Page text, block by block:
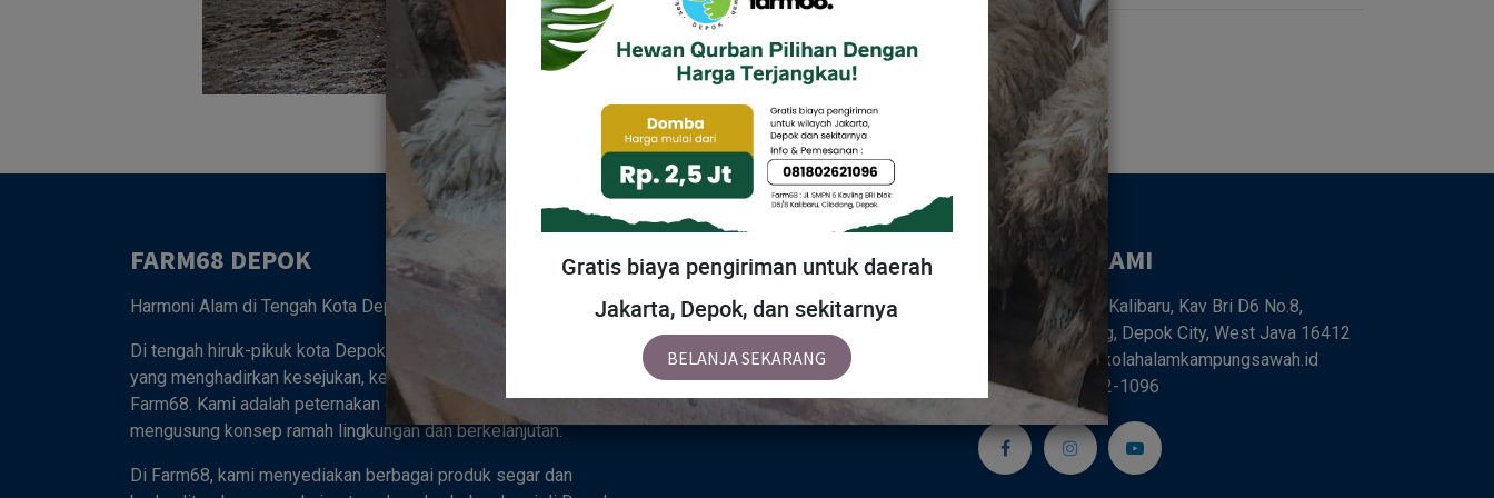
Gratis biaya pengiriman untuk daerah
Jakarta, Depok, dan sekitarnya
BELANJA SEKARANG
FARM68 DEPOK
Harmoni Alam di Tengah Kota Depok 🌿
Di tengah hiruk-pikuk kota Depok, tersembunyi sebuah tempat
yang menghadirkan kesejukan, keasrian, dan kehidupan alami —
Farm68. Kami adalah peternakan dan kebun terpadu yang
mengusung konsep ramah lingkungan dan berkelanjutan.
Di Farm68, kami menyediakan berbagai produk segar dan
MENU
Beranda
Tentang Kami
Toko
HUBUNGI KAMI
Jl. SMPN 6 Kalibaru, Kav Bri D6 No.8,
Kalibaru, Cilodong, Depok City, West Java 16412
farm68@sekolahalamkampungsawah.id
62 818-0262-1096